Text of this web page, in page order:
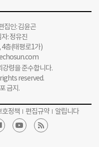
집인: 김윤곤
: 정유진
4층(태평로1가)
령을 준수합니다.
reserved.
금지.
호정책 편집규약 알립니다